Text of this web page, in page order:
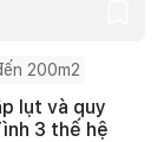
200m2
lụt và quy
3 thế hệ